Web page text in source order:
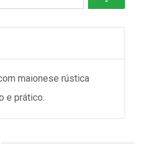
maionese rústica
e prático.